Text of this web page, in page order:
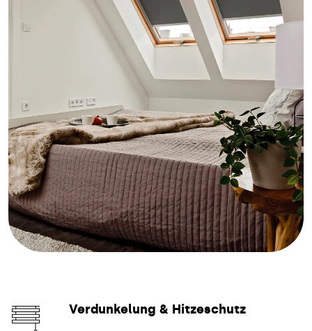
Verdunkelung & Hitzeschutz